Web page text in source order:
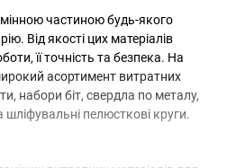
частиною будь-якого
Від якості цих матеріалів
її точність та безпека. На
асортимент витратних
набори біт, свердла по металу,
шліфувальні пелюсткові круги.